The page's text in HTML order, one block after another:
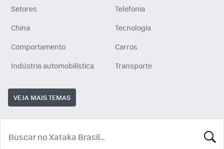
Setores
Telefonia
China
Tecnologia
Comportamento
Carros
Indústria automobilística
Transporte
VEJA MAIS TEMAS